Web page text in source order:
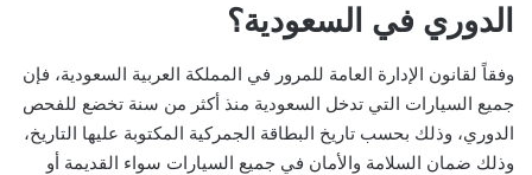
الدوري في السعودية؟
وفقاً لقانون الإدارة العامة للمرور في المملكة العربية السعودية، فإن
جميع السيارات التي تدخل السعودية منذ أكثر من سنة تخضع للفحص
الدوري، وذلك بحسب تاريخ البطاقة الجمركية المكتوبة عليها التاريخ،
وذلك ضمان السلامة والأمان في جميع السيارات سواء القديمة أو